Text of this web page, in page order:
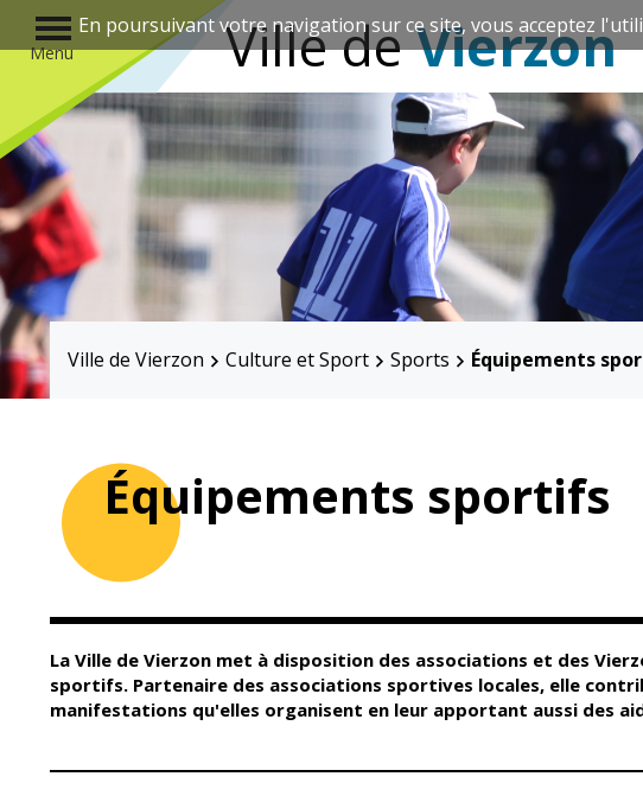
Menu
Ville deVierzon
Annuaire des associations Espace
Élus
Conseil Municipal
Services de la Ville
Marchés publics
Cimetières
Titres d'identité
Guichet unique
Multi-accueil
Scolarité
Établissements
Accueil avant et
CCAS
Ville de Vierzon
Culture et Sport Sports Équipements
Équipements sportifs
La Ville de Vierzon met à disposition des associations et des
sportifs. Partenaire des associations sportives locales, elle
manifestations qu'elles organisent en leur apportant aussi des
En poursuivant votre navigation sur ce site, vous acceptez